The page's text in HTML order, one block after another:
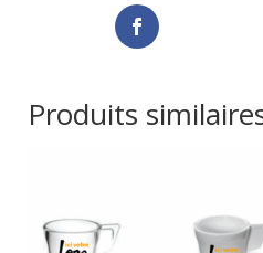
Produits